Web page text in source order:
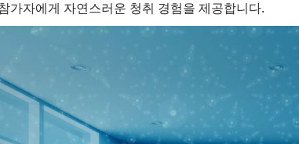
가자에게 자연스러운 청취 경험을 제공합니다.